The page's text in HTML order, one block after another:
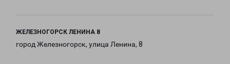
ЖЕЛЕЗНОГОРСК ЛЕНИНА 8
город Железногорск, улица Ленина, 8